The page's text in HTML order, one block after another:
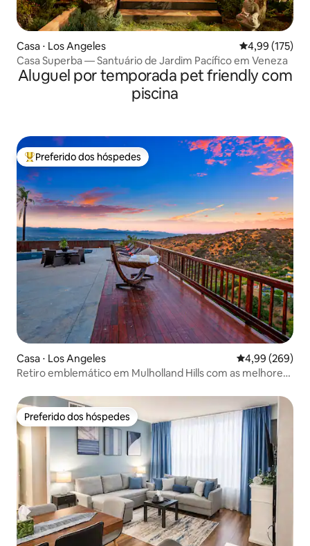
Casa ⋅ Los Angeles 4,99 de uma
4,99 (175)
Casa Superba — Santuário de Jardim Pacífico em Veneza
Aluguel por temporada pet friendly com
piscina
Entre os melhores preferidos dos hóspedes
Preferido dos hóspedes
Casa ⋅ Los Angeles 4,99 de uma
4,99 (269)
Retiro emblemático em Mulholland Hills com as melhores
Preferido dos hóspedes
Preferido dos hóspedes